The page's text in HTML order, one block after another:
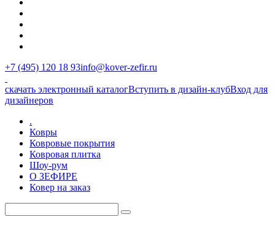
+7 (495) 120 18 93info@kover-zefir.ru
скачать электронный каталогВступить в дизайн-клубВход для
дизайнеров
.
Ковры
Ковровые покрытия
Ковровая плитка
Шоу-рум
О ЗЕФИРЕ
Ковер на заказ